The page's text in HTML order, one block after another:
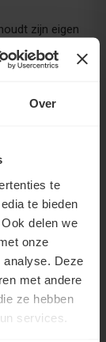
Over
te
te bieden
delen we
onze
analyse. Deze
met andere
ze hebben
services.
zijn eigen
schoon
voor een
graag